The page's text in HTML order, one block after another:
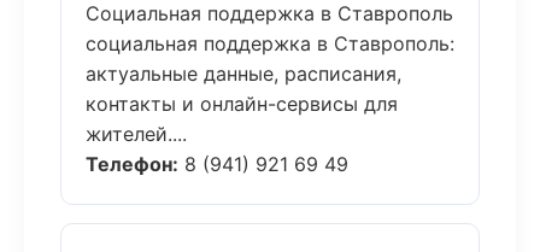
Социальная поддержка в Ставрополь
социальная поддержка в Ставрополь:
актуальные данные, расписания,
контакты и онлайн-сервисы для
жителей....
Телефон: 8 (941) 921 69 49